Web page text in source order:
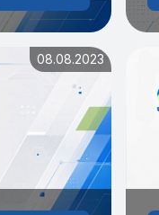
08.08.2023